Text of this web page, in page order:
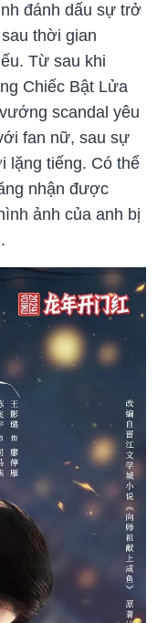
đánh dấu sự trở
thời gian
Từ sau khi
Chiếc Bật Lửa
scandal yêu
fan nữ, sau sự
lặng tiếng. Có thể
nhận được
ảnh của anh bị